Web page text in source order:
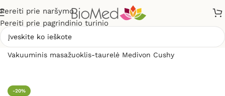
Pereiti prie naršymo
Pereiti prie pagrindinio turinio
Vakuuminis masažuoklis-taurelė Medivon Cushy
-20%